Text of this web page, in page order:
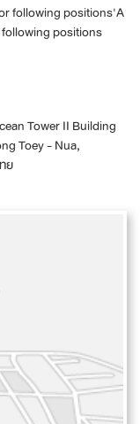
following positions'A
positions
Tower II Building
Toey - Nua,
ย